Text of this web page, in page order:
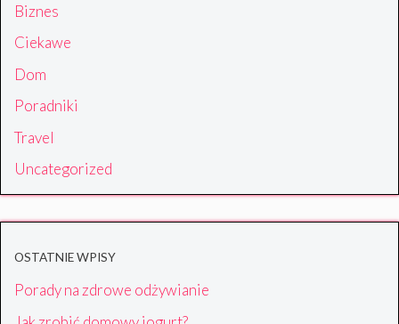
Biznes
Ciekawe
Dom
Poradniki
Travel
Uncategorized
OSTATNIE WPISY
Porady na zdrowe odżywianie